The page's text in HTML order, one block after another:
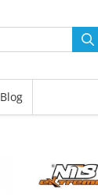
Blog